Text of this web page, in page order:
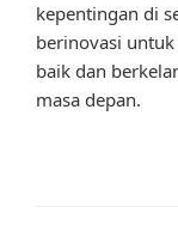
kepentingan di
berinovasi
baik dan
masa depan.